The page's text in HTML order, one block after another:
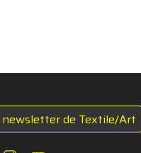
de Textile/Art